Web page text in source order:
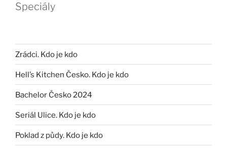
Speciály
Zrádci. Kdo je kdo
Hell’s Kitchen Česko. Kdo je kdo
Bachelor Česko 2024
Seriál Ulice. Kdo je kdo
Poklad z půdy. Kdo je kdo